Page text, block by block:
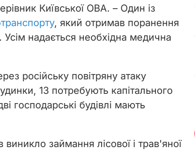
d
e
Київської ОВА. – Один із
, який отримав поранення
Усім надається необхідна медична
російську повітряну атаку
13 потребують капітального
господарські будівлі мають
виникло займання лісової і трав'яної